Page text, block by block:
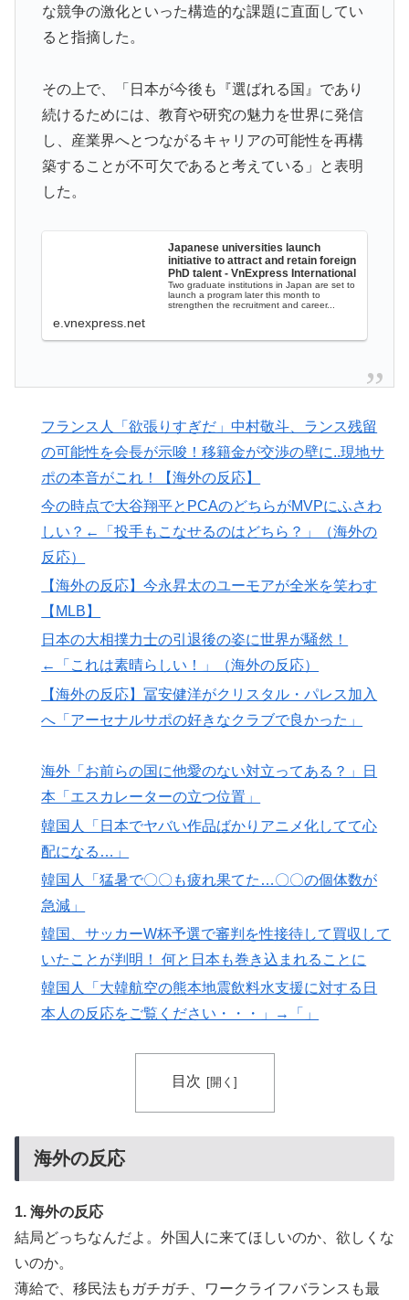
▶ 海外の反応：熊本の病院で手術中に熊本地震が発生、大
揺れの中でも患者を守った医師たちの対応ぶりに海外大
▶ 海外「StumbleUponが恋しいんじゃない、あの頃のネッ
トが面白すぎたんだ」1995〜2010年の消えたサイトの
▶ フランス人「欲張りすぎだ」中村敬斗、ランス残留の可
能性を会長が示唆！移籍金が交渉の壁に..現地サポの本
の課税で補おうとする」
外国人「米・ジャガイモ・パン・麺の4大主食、一生食
えないなら何を捨てる？」
▶ 米：トランプ大統領、「敵性外国人」による「米国籍目
[海外の反応]
▶
韓国人「どうやら五輪サッカー日韓戦でも審判の接待が
あった模様…」→「メダル剥奪なのでは…？（ﾌﾞﾙﾌﾞﾙ」
＝韓国の反応
▶
韓国人「日本でヤバい作品ばかりアニメ化してて心配に
▶
【高校野球】ついに田中マー君が高野連の「七回制」導
韓国人「世界で最も有名な日本人は誰なのか？」→「想
【海外の反応】韓国が日本による竹島の領有権主張に対
な」「他のことから国民の目をそらせるからお互いの政
府にとって都合がいいんだよ」
何故なのか」
▶ 【伝説の100得点、いまだ都市伝説扱い】海外「バムの
83点でようやく信じた」
▶ 韓国人「猛暑で〇〇も疲れ果てた…〇〇の個体数が急
減」
▶ 海外「お前らの国に他愛のない対立ってある？」日本
「エスカレーターの立つ位置」
な競争の激化といった構造的な課題に直面してい
ると指摘した。
その上で、「日本が今後も『選ばれる国』であり
続けるためには、教育や研究の魅力を世界に発信
し、産業界へとつながるキャリアの可能性を再構
築することが不可欠であると考えている」と表明
した。
Japanese universities launch
initiative to attract and retain foreign
PhD talent - VnExpress International
Two graduate institutions in Japan are set to
launch a program later this month to
strengthen the recruitment and career...
e.vnexpress.net
フランス人「欲張りすぎだ」中村敬斗、ランス残留
の可能性を会長が示唆！移籍金が交渉の壁に..現地サ
ポの本音がこれ！【海外の反応】
今の時点で大谷翔平とPCAのどちらがMVPにふさわ
しい？←「投手もこなせるのはどちら？」（海外の
反応）
【海外の反応】今永昇太のユーモアが全米を笑わす
【MLB】
日本の大相撲力士の引退後の姿に世界が騒然！
←「これは素晴らしい！」（海外の反応）
【海外の反応】冨安健洋がクリスタル・パレス加入
へ「アーセナルサポの好きなクラブで良かった」
海外「お前らの国に他愛のない対立ってある？」日
本「エスカレーターの立つ位置」
韓国人「日本でヤバい作品ばかりアニメ化してて心
配になる…」
韓国人「猛暑で〇〇も疲れ果てた…〇〇の個体数が
急減」
韓国、サッカーW杯予選で審判を性接待して買収して
いたことが判明！ 何と日本も巻き込まれることに
韓国人「大韓航空の熊本地震飲料水支援に対する日
本人の反応をご覧ください・・・」→「」
目次
海外の反応
1. 海外の反応
結局どっちなんだよ。外国人に来てほしいのか、欲しくな
いのか。
薄給で、移民法もガチガチ、ワークライフバランスも最